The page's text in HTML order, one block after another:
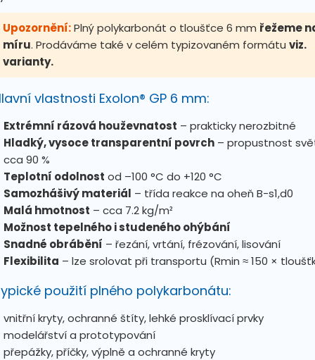
Upozornění:Plný polykarbonát o tloušťce 6 mm řežeme
míru. Prodáváme také v celém typizovaném formátu viz.
varianty.
vlastnosti Exolon® GP 6 mm:
Extrémní rázová houževnatost – prakticky nerozbitné
Hladký, vysoce transparentní povrch – propustnost
cca 90 %
Teplotní odolnost od –100 °C do +120 °C
Samozhášivý materiál – třída reakce na oheň B-s1,d0
Malá hmotnost – cca 7.2kg/m²
Možnost tepelného i studeného ohýbání
Snadné obrábění – řezání, vrtání, frézování, lisování
Flexibilita – lze srolovat při transportu (Rmin ≈ 150 ×
použití plného polykarbonátu:
vnitřní kryty, ochranné štíty, lehké prosklívací prvky
modelářství a prototypování
přepážky, příčky, výplně a ochranné kryty